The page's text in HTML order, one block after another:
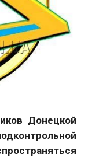
Донецкой